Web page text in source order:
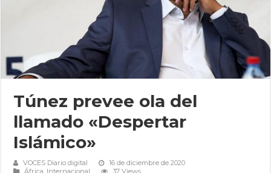
Túnez prevee ola del
llamado «Despertar
Islámico»
VOCES Diario digital
16 de diciembre de 2020